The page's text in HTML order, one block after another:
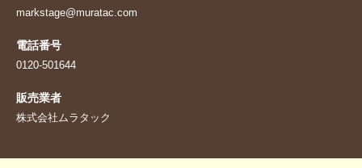
markstage@muratac.com
電話番号
0120-501644
販売業者
株式会社ムラタック